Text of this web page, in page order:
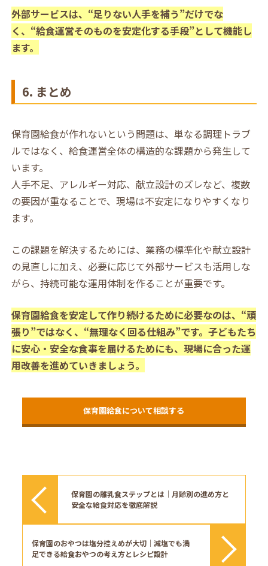
外部サービスは、“足りない人手を補う”だけでな
く、“給食運営そのものを安定化する手段”として機能し
ます。
6. まとめ
保育園給食が作れないという問題は、単なる調理トラブ
ルではなく、給食運営全体の構造的な課題から発生して
います。
人手不足、アレルギー対応、献立設計のズレなど、複数
の要因が重なることで、現場は不安定になりやすくなり
ます。
この課題を解決するためには、業務の標準化や献立設計
の見直しに加え、必要に応じて外部サービスも活用しな
がら、持続可能な運用体制を作ることが重要です。
保育園給食を安定して作り続けるために必要なのは、“頑
張り”ではなく、“無理なく回る仕組み”です。子どもたち
に安心・安全な食事を届けるためにも、現場に合った運
用改善を進めていきましょう。
保育園給食について相談する
保育園の離乳食ステップとは｜月齢別の進め方と
安全な給食対応を徹底解説
保育園のおやつは塩分控えめが大切｜減塩でも満
足できる給食おやつの考え方とレシピ設計